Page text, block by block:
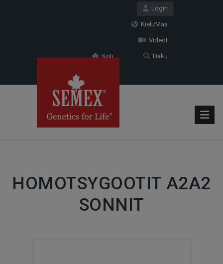
Login
Kieli/Maa
Videot
Haku
Koti
HOMOTSYGOOTIT A2A2
SONNIT